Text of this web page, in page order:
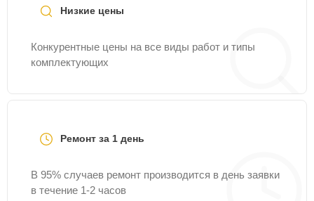
Низкие цены
Конкурентные цены на все виды работ и типы
комплектующих
Ремонт за 1 день
В 95% случаев ремонт производится в день заявки
в течение 1-2 часов